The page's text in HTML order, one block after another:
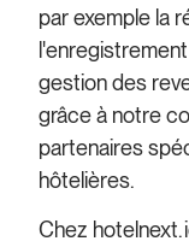
par exemple la
gestion des
grâce à notre
partenaires
hôtelières.
Chez